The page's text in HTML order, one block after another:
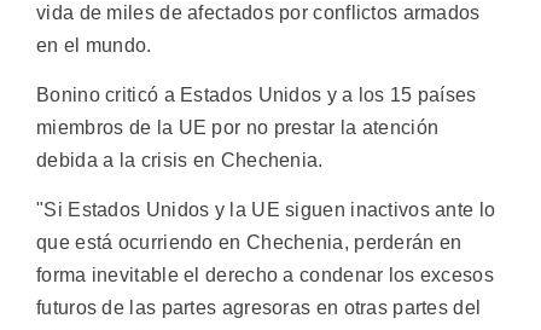
vida de miles de afectados por conflictos armados
en el mundo.
Bonino criticó a Estados Unidos y a los 15 países
miembros de la UE por no prestar la atención
debida a la crisis en Chechenia.
"Si Estados Unidos y la UE siguen inactivos ante lo
que está ocurriendo en Chechenia, perderán en
forma inevitable el derecho a condenar los excesos
futuros de las partes agresoras en otras partes del